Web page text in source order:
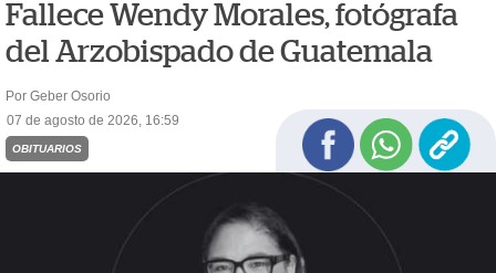
Fallece Wendy Morales, fotógrafa
del Arzobispado de Guatemala
Por Geber Osorio
07 de agosto de 2026, 16:59
OBITUARIOS